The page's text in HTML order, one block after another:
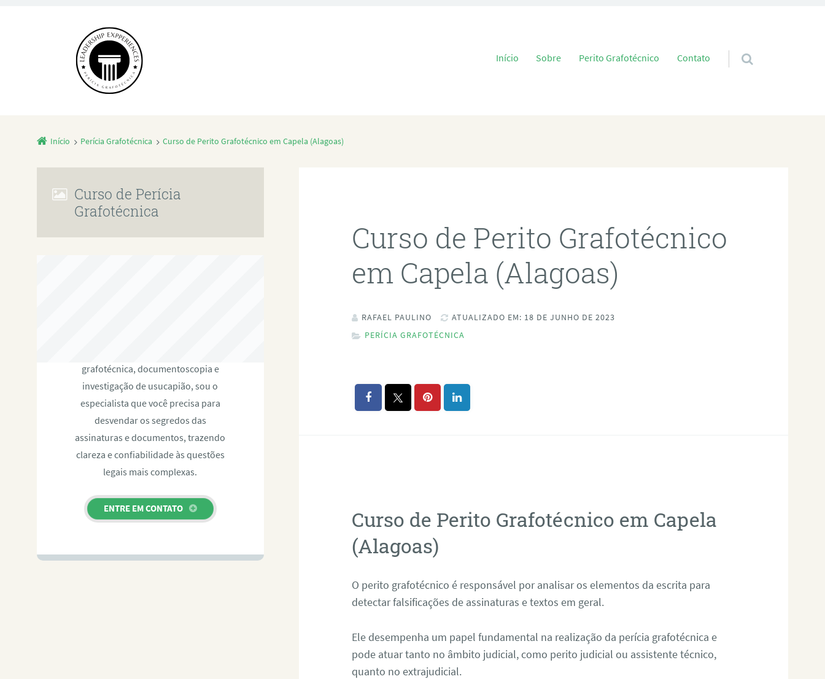
Pular para o conteúdo
Início Sobre Perito Grafotécnico Contato
Início Perícia Grafotécnica Curso de Perito Grafotécnico em Capela (Alagoas)
Curso de Perito Grafotécnico
em Capela (Alagoas)
RAFAEL PAULINO
ATUALIZADO EM: 18 DE JUNHO DE 2023
PERÍCIA GRAFOTÉCNICA
Curso de Perito Grafotécnico em Capela
(Alagoas)
O perito grafotécnico é responsável por analisar os elementos da escrita para
detectar falsificações de assinaturas e textos em geral.
Ele desempenha um papel fundamental na realização da perícia grafotécnica e
pode atuar tanto no âmbito judicial, como perito judicial ou assistente técnico,
quanto no extrajudicial.
Curso de Perícia
Grafotécnica
grafotécnica, documentoscopia e
investigação de usucapião, sou o
especialista que você precisa para
desvendar os segredos das
assinaturas e documentos, trazendo
clareza e confiabilidade às questões
legais mais complexas.
ENTRE EM CONTATO